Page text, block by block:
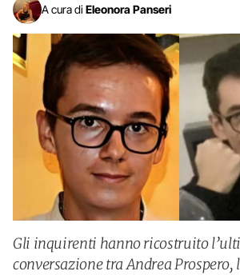
A cura di Eleonora Panseri
Gli inquirenti hanno ricostruito
conversazione tra Andrea Prospero,